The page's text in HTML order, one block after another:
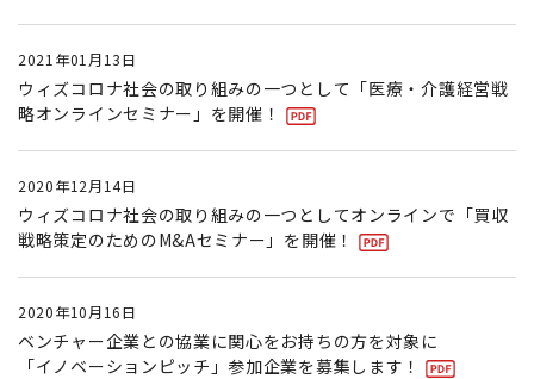
2021年01月13日
ウィズコロナ社会の取り組みの一つとして「医療・介護経営戦
略オンラインセミナー」を開催！
2020年12月14日
ウィズコロナ社会の取り組みの一つとしてオンラインで「買収
戦略策定のためのM&Aセミナー」を開催！
2020年10月16日
ベンチャー企業との協業に関心をお持ちの方を対象に
「イノベーションピッチ」参加企業を募集します！